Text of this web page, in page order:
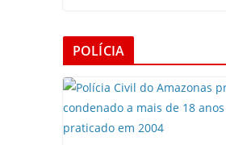
POLÍCIA